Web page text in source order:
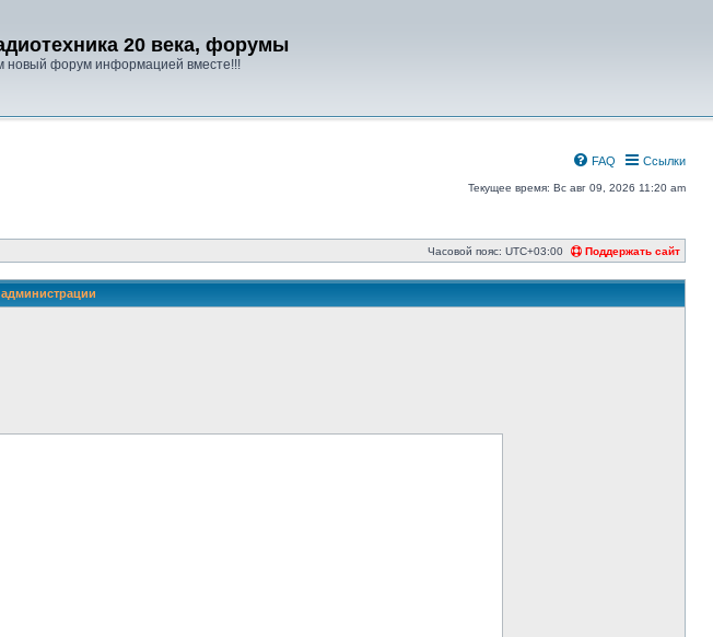
20 века, форумы
новый форум информацией вместе!!!
Ссылки
FAQ
Текущее время: Вс авг 09, 2026 11:20 am
Поддержать сайт
Часовой пояс: UTC+03:00